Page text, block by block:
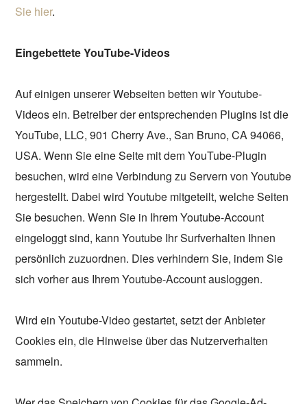
Sie hier.
Eingebettete YouTube-Videos
Auf einigen unserer Webseiten betten wir Youtube-
Videos ein. Betreiber der entsprechenden Plugins ist die
YouTube, LLC, 901 Cherry Ave., San Bruno, CA 94066,
USA. Wenn Sie eine Seite mit dem YouTube-Plugin
besuchen, wird eine Verbindung zu Servern von Youtube
hergestellt. Dabei wird Youtube mitgeteilt, welche Seiten
Sie besuchen. Wenn Sie in Ihrem Youtube-Account
eingeloggt sind, kann Youtube Ihr Surfverhalten Ihnen
persönlich zuzuordnen. Dies verhindern Sie, indem Sie
sich vorher aus Ihrem Youtube-Account ausloggen.
Wird ein Youtube-Video gestartet, setzt der Anbieter
Cookies ein, die Hinweise über das Nutzerverhalten
sammeln.